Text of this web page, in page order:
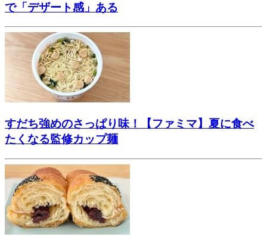
で「デザート感」ある
すだち強めのさっぱり味！【ファミマ】夏に食べ
たくなる監修カップ麺